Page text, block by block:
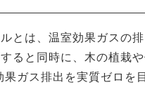
とは、温室効果ガスの
ると同時に、木の植栽
ガス排出を実質ゼロを